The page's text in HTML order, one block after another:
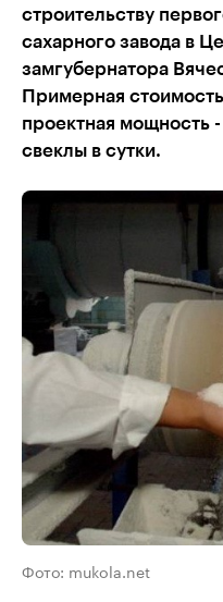
строительству
сахарного завода в
замгубернатора
Примерная
проектная мощность
свеклы в сутки.
Фото: mukola.net